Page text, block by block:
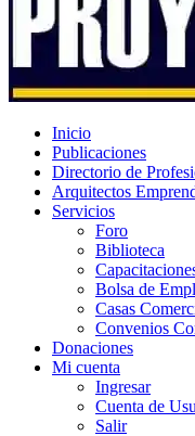
Inicio
Publicaciones
Directorio de
Arquitectos
Servicios
Foro
Biblioteca
Bolsa de
Casas
Convenios
Donaciones
Mi cuenta
Ingresar
Cuenta de
Salir